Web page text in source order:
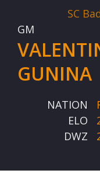
SC
GM
GUNINA
NATION
ELO
DWZ